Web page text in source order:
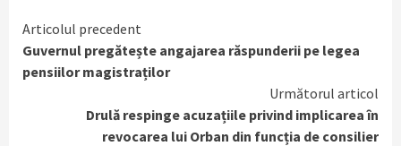
Continue
Reading
Articolul precedent
Guvernul pregătește angajarea răspunderii pe legea
pensiilor magistraților
Următorul articol
Drulă respinge acuzațiile privind implicarea în
revocarea lui Orban din funcția de consilier